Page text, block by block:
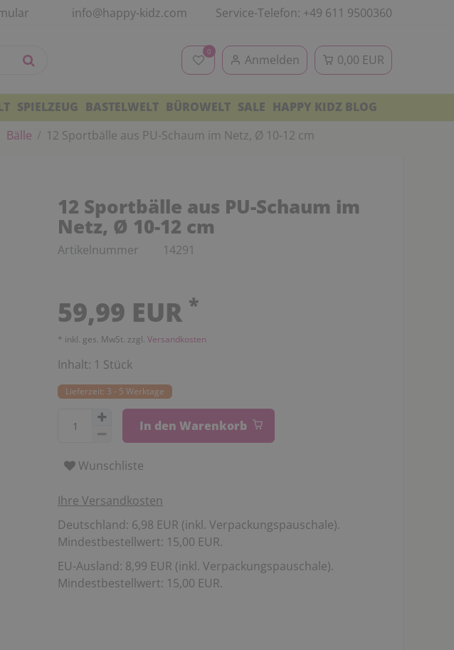
info@happy-kidz.com Service-Telefon: +49 611 9500360
0
Anmelden 0,00 EUR
SPIELZEUG BASTELWELT BÜROWELT SALE HAPPY KIDZ BLOG
Bälle 12 Sportbälle aus PU-Schaum im Netz, Ø 10-12 cm
12 Sportbälle aus PU-Schaum im
Netz, Ø 10-12 cm
Artikelnummer 14291
59,99 EUR *
* inkl. ges. MwSt. zzgl. Versandkosten
Inhalt: 1 Stück
Lieferzeit: 3 - 5 Werktage
In den Warenkorb
Wunschliste
Ihre Versandkosten
Deutschland: 6,98 EUR (inkl. Verpackungspauschale).
Mindestbestellwert: 15,00 EUR.
EU-Ausland: 8,99 EUR (inkl. Verpackungspauschale).
Mindestbestellwert: 15,00 EUR.